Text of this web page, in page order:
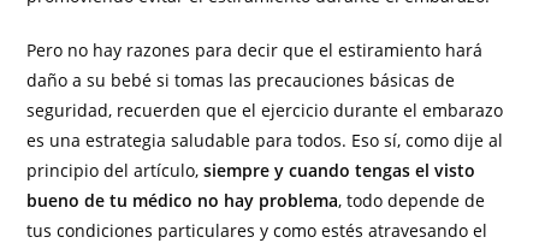
Pero no hay razones para decir que el estiramiento hará
daño a su bebé si tomas las precauciones básicas de
seguridad, recuerden que el ejercicio durante el embarazo
es una estrategia saludable para todos. Eso sí, como dije al
principio del artículo,siempre y cuando tengas el visto
bueno de tu médico no hay problema, todo depende de
tus condiciones particulares y como estés atravesando el